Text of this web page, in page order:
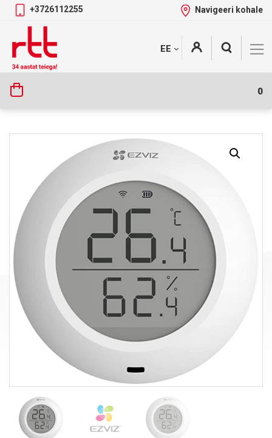
Skip
content
+3726112255 Navigeeri kohale
EE
0
Tootekategooriad +